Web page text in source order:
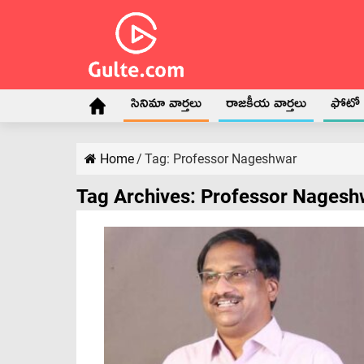
సినిమా వార్తలు రాజకీయ వార్తలు ఫోటో
Home/ Tag: Professor Nageshwar
Tag Archives: Professor